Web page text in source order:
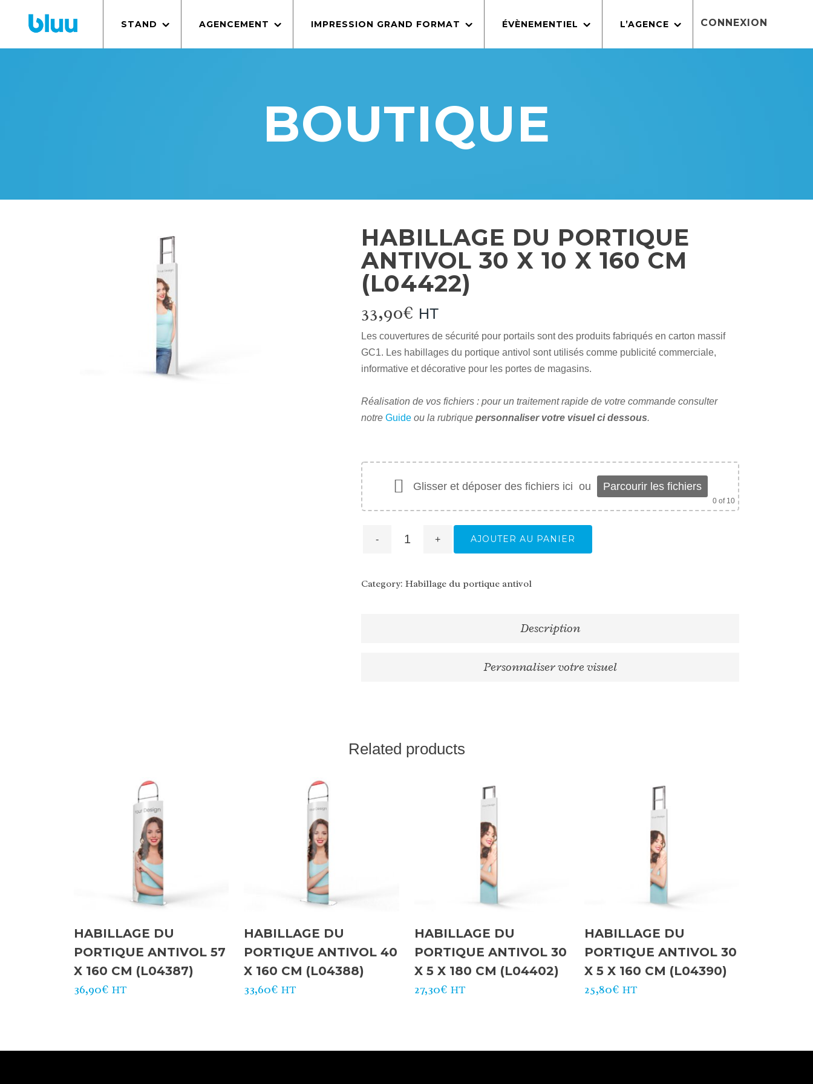
CONNEXION
STAND AGENCEMENT IMPRESSION GRAND FORMAT ÉVÈNEMENTIEL L’AGENCE
BOUTIQUE
HABILLAGE DU PORTIQUE
ANTIVOL 30 X 10 X 160 CM
(L04422)
33,90€ HT
Les couvertures de sécurité pour portails sont des produits fabriqués en carton massif
GC1. Les habillages du portique antivol sont utilisés comme publicité commerciale,
informative et décorative pour les portes de magasins.
Réalisation de vos fichiers : pour un traitement rapide de votre commande consulter
notre Guide ou la rubrique personnaliser votre visuel ci dessous.
Glisser et déposer des fichiers ici ou Parcourir les fichiers
0 of 10
AJOUTER AU PANIER
Category: Habillage du portique antivol
Description
Personnaliser votre visuel
Related products
HABILLAGE DU
PORTIQUE ANTIVOL 57
X 160 CM (L04387)
36,90€ HT
HABILLAGE DU
PORTIQUE ANTIVOL 40
X 160 CM (L04388)
33,60€ HT
HABILLAGE DU
PORTIQUE ANTIVOL 30
X 5 X 180 CM (L04402)
27,30€ HT
HABILLAGE DU
PORTIQUE ANTIVOL 30
X 5 X 160 CM (L04390)
25,80€ HT